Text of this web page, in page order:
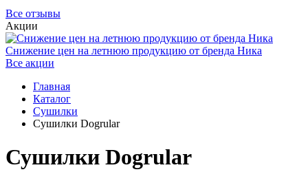
Все отзывы
Акции
Снижение цен на летнюю продукцию от бренда Ника
Все акции
Главная
Каталог
Сушилки
Сушилки Dogrular
Сушилки Dogrular